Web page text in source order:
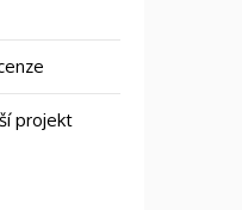
projekt